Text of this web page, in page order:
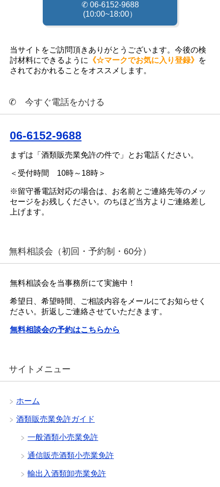
✆ 06-6152-9688
(10:00~18:00）
当サイトをご訪問頂きありがとうございます。今後の検
討材料にできるように
《☆マークでお気に入り登録》 を
されておかれることをオススメします。
✆ 今すぐ電話をかける
06-6152-9688
まずは「酒類販売業免許の件で」とお電話ください。
＜受付時間 10時～18時＞
※留守番電話対応の場合は、お名前とご連絡先等のメッ
セージをお残しください。のちほど当方よりご連絡差し
上げます。
無料相談会（初回・予約制・60分）
無料相談会を当事務所にて実施中！
希望日、希望時間、ご相談内容をメールにてお知らせく
ださい。折返しご連絡させていただきます。
無料相談会の予約はこちらから
サイトメニュー
ホーム
酒類販売業免許ガイド
一般酒類小売業免許
通信販売酒類小売業免許
輸出入酒類卸売業免許